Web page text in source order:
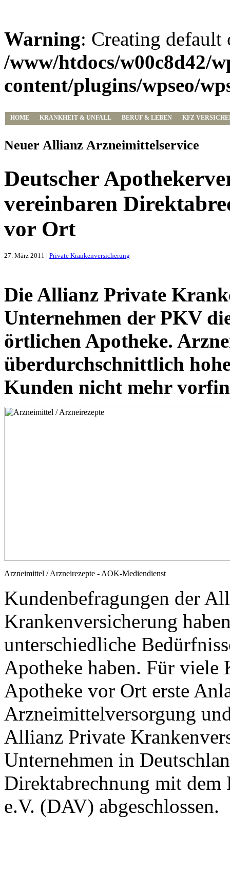
Warning: Creating
/www/htdocs/w00c8d42/
content/plugins/wpseo/
HOME KRANKHEIT & UNFALL BERUF & LEBEN
KFZ
Neuer Allianz Arzneimittelservice
Deutscher
vereinbaren
vor Ort
27. März 2011 | Private Krankenversicherung
Die Allianz Private
Unternehmen der PKV
örtlichen Apotheke.
überdurchschnittlich
Kunden nicht mehr
Arzneimittel / Arzneirezepte - AOK-Mediendienst
Kundenbefragungen der
Krankenversicherung
unterschiedliche
Apotheke haben. Für
Apotheke vor Ort erste
Arzneimittelversorgung
Allianz Private
Unternehmen in
Direktabrechnung mit dem
e.V. (DAV) abgeschlossen.